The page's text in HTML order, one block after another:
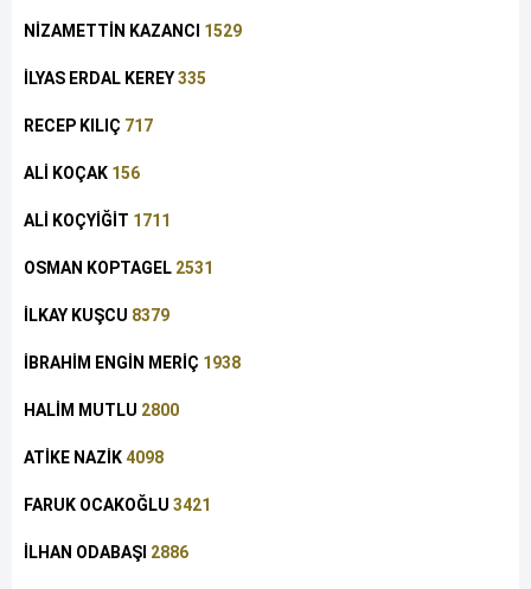
NİZAMETTİN KAZANCI 1529
İLYAS ERDAL KEREY335
RECEP KILIÇ 717
ALİ KOÇAK 156
ALİ KOÇYİĞİT 1711
OSMAN KOPTAGEL 2531
İLKAY KUŞCU 8379
İBRAHİM ENGİN MERİÇ 1938
HALİM MUTLU 2800
ATİKE NAZİK4098
FARUK OCAKOĞLU 3421
İLHAN ODABAŞI 2886